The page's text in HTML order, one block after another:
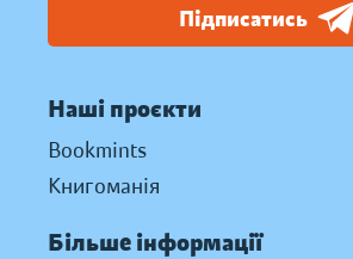
Підписатись
Наші проєкти
Bookmints
Книгоманія
Більше інформації